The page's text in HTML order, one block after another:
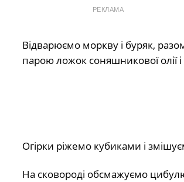
РЕКЛАМА
Відварюємо моркву і буряк,
парою ложок соняшникової олії
Огірки ріжемо кубиками і
На сковороді обсмажуємо цибулю